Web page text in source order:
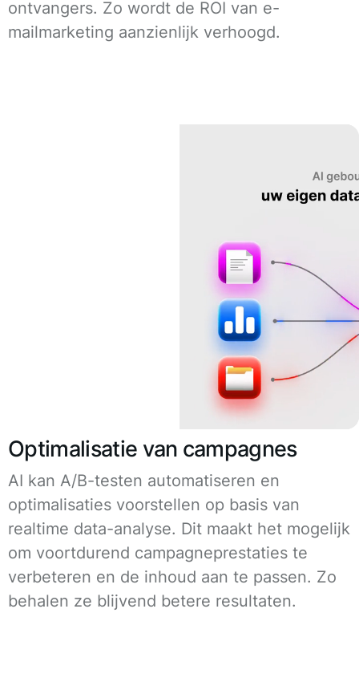
ontvangers. Zo wordt de ROI van e-
mailmarketing aanzienlijk verhoogd.
Optimalisatie van campagnes
AI kan A/B-testen automatiseren en
optimalisaties voorstellen op basis van
realtime data-analyse. Dit maakt het mogelijk
om voortdurend campagneprestaties te
verbeteren en de inhoud aan te passen. Zo
behalen ze blijvend betere resultaten.